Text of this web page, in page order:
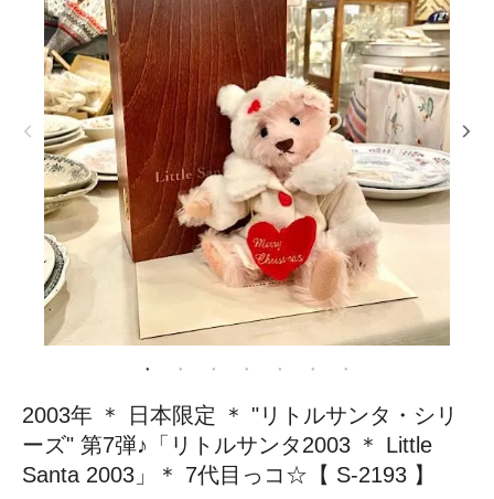
2003年 ＊ 日本限定 ＊ "リトルサンタ・シリ
ーズ" 第7弾♪「リトルサンタ2003 ＊ Little
Santa 2003」＊ 7代目っコ☆【 S-2193 】